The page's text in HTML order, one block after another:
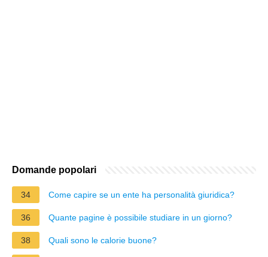
Domande popolari
34 Come capire se un ente ha personalità giuridica?
36 Quante pagine è possibile studiare in un giorno?
38 Quali sono le calorie buone?